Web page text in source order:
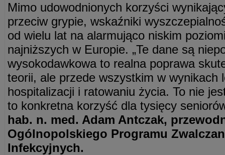
Mimo udowodnionych korzyści
przeciw grypie, wskaźniki
od wielu lat na alarmująco niskim
najniższych w Europie. „Te dane są
wysokodawkowa to realna poprawa
teorii, ale przede wszystkim w wynikach
hospitalizacji i ratowaniu życia. To nie
to konkretna korzyść dla tysięcy
hab. n. med. Adam Antczak,
Ogólnopolskiego Programu
Infekcyjnych.